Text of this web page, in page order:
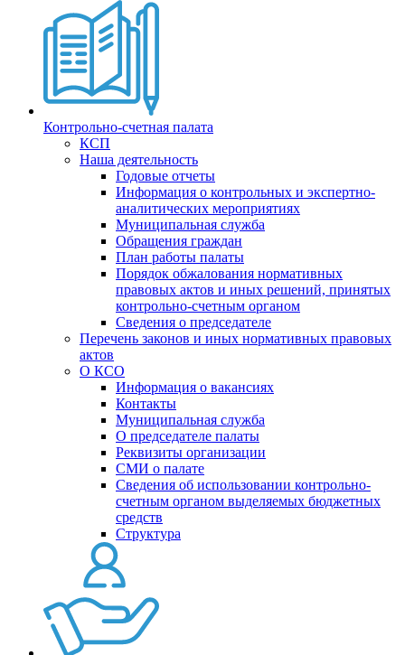
Контрольно-счетная палата
КСП
Наша деятельность
Годовые отчеты
Информация о контрольных и экспертно-
аналитических мероприятиях
Муниципальная служба
Обращения граждан
План работы палаты
Порядок обжалования нормативных
правовых актов и иных решений, принятых
контрольно-счетным органом
Сведения о председателе
Перечень законов и иных нормативных правовых
актов
О КСО
Информация о вакансиях
Контакты
Муниципальная служба
О председателе палаты
Реквизиты организации
СМИ о палате
Сведения об использовании контрольно-
счетным органом выделяемых бюджетных
средств
Структура